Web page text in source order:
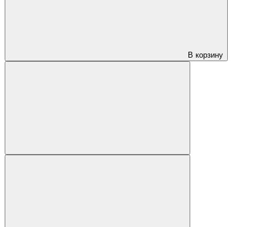
В корзину